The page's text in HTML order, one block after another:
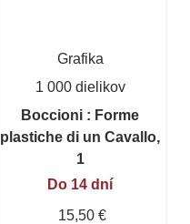
Grafika
1 000 dielikov
Boccioni : Forme
plastiche di un Cavallo,
1
Do 14 dní
15,50 €